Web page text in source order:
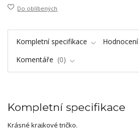
Do oblíbených
Kompletní specifikace Hodnocení
Komentáře
0
Kompletní specifikace
Krásné krajkové tričko.